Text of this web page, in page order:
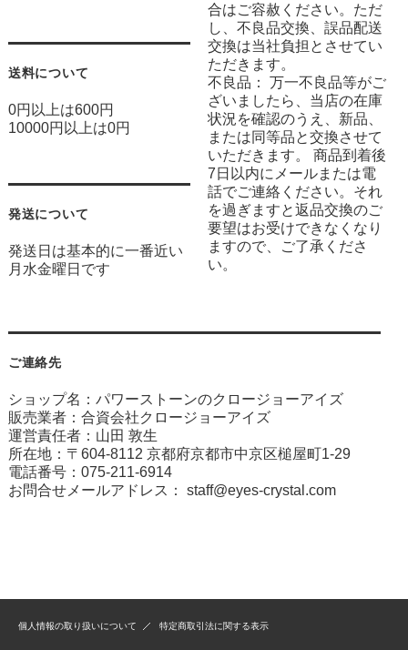
送料について
0円以上は600円
10000円以上は0円
発送について
発送日は基本的に一番近い
月水金曜日です
合はご容赦ください。ただ
し、不良品交換、誤品配送
交換は当社負担とさせてい
ただきます。
不良品： 万一不良品等がご
ざいましたら、当店の在庫
状況を確認のうえ、新品、
または同等品と交換させて
いただきます。 商品到着後
7日以内にメールまたは電
話でご連絡ください。それ
を過ぎますと返品交換のご
要望はお受けできなくなり
ますので、ご了承くださ
い。
ご連絡先
ショップ名：パワーストーンのクロージョーアイズ
販売業者：合資会社クロージョーアイズ
運営責任者：山田 敦生
所在地：〒604-8112 京都府京都市中京区槌屋町1-29
電話番号：075-211-6914
お問合せメールアドレス： staff@eyes-crystal.com
個人情報の取り扱いについて 特定商取引法に関する表示